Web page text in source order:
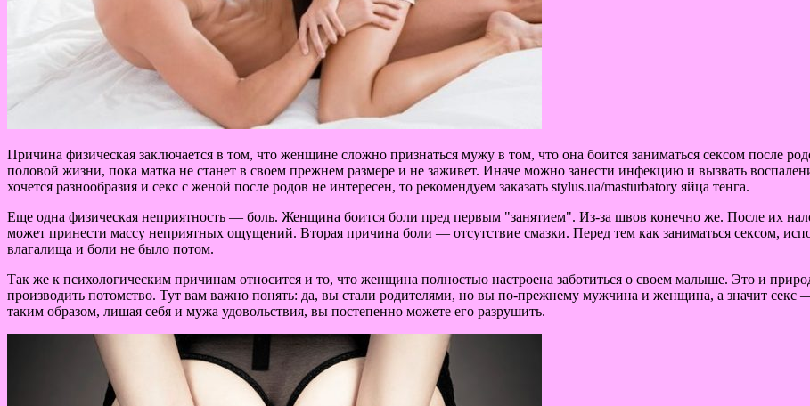
Причина физическая заключается в том, что женщине сложно признаться мужу в том, что она боится заниматься сексом после
половой жизни, пока матка не станет в своем прежнем размере и не заживет. Иначе можно занести инфекцию и вызвать
хочется разнообразия и секс с женой после родов не интересен, то рекомендуем заказать stylus.ua/masturbatory яйца тенга.
Еще одна физическая неприятность — боль. Женщина боится боли пред первым "занятием". Из-за швов конечно же. После их
может принести массу неприятных ощущений. Вторая причина боли — отсутствие смазки. Перед тем как заниматься сексом,
влагалища и боли не было потом.
Так же к психологическим причинам относится и то, что женщина полностью настроена заботиться о своем малыше. Это и
производить потомство. Тут вам важно понять: да, вы стали родителями, но вы по-прежнему мужчина и женщина, а значит секс
таким образом, лишая себя и мужа удовольствия, вы постепенно можете его разрушить.